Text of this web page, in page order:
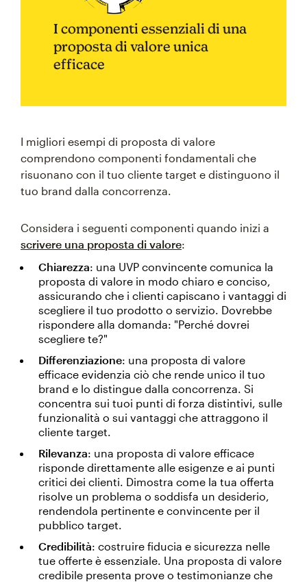
I componenti essenziali di una
proposta di valore unica
efficace
I migliori esempi di proposta di valore
comprendono componenti fondamentali che
risuonano con il tuo cliente target e distinguono il
tuo brand dalla concorrenza.
Considera i seguenti componenti quando inizi a
scrivere una proposta di valore:
Chiarezza: una UVP convincente comunica la
proposta di valore in modo chiaro e conciso,
assicurando che i clienti capiscano i vantaggi di
scegliere il tuo prodotto o servizio. Dovrebbe
rispondere alla domanda: "Perché dovrei
scegliere te?"
Differenziazione: una proposta di valore
efficace evidenzia ciò che rende unico il tuo
brand e lo distingue dalla concorrenza. Si
concentra sui tuoi punti di forza distintivi, sulle
funzionalità o sui vantaggi che attraggono il
cliente target.
Rilevanza: una proposta di valore efficace
risponde direttamente alle esigenze e ai punti
critici dei clienti. Dimostra come la tua offerta
risolve un problema o soddisfa un desiderio,
rendendola pertinente e convincente per il
pubblico target.
Credibilità: costruire fiducia e sicurezza nelle
tue offerte è essenziale. Una proposta di valore
credibile presenta prove o testimonianze che